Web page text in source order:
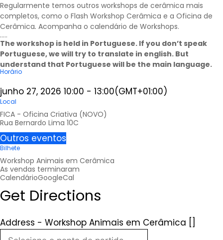
Regularmente temos outros workshops de cerâmica mais
completos, como o Flash Workshop Cerâmica e a Oficina de
Cerâmica. Acompanha o calendário de Workshops.
…..
The workshop is held in Portuguese. If you don’t speak
Portuguese, we will try to translate in english. But
understand that Portuguese will be the main language.
Horário
junho 27, 2026 10:00 - 13:00(GMT+01:00)
Local
FICA - Oficina Criativa (NOVO)
Rua Bernardo Lima 10C
Outros eventos
Bilhete
Workshop Animais em Cerâmica
As vendas terminaram
CalendárioGoogleCal
Get Directions
Address - Workshop Animais em Cerâmica []